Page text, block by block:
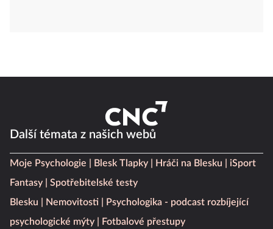
Další témata z našich webů
Moje Psychologie Blesk Tlapky Hráči na Blesku